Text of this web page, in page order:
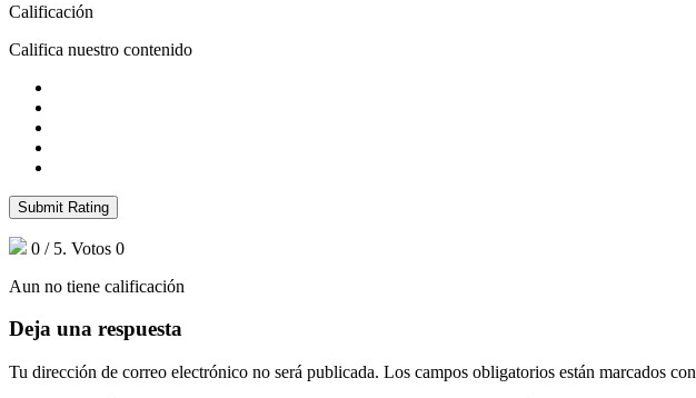
Calificación
Califica nuestro contenido
Submit Rating
0 / 5. Votos 0
Aun no tiene calificación
Deja una respuesta
Tu dirección de correo electrónico no será publicada. Los campos obligatorios están marcados con